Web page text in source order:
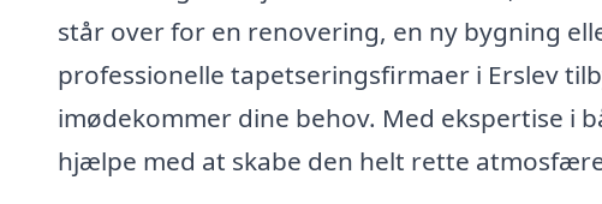
står over for en renovering, en ny bygning
professionelle tapetseringsfirmaer i Erslev
imødekommer dine behov. Med ekspertise i
hjælpe med at skabe den helt rette